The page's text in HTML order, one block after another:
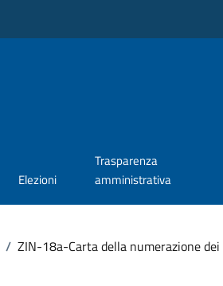
Elezioni
Trasparenza
amministrativa
/ ZIN-18a-Carta della numerazione